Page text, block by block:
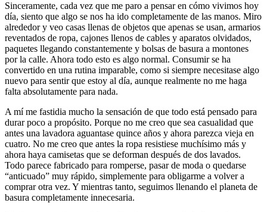
Sinceramente, cada vez que me paro a pensar en cómo vivimos hoy
día, siento que algo se nos ha ido completamente de las manos. Miro
alrededor y veo casas llenas de objetos que apenas se usan, armarios
reventados de ropa, cajones llenos de cables y aparatos olvidados,
paquetes llegando constantemente y bolsas de basura a montones
por la calle. Ahora todo esto es algo normal. Consumir se ha
convertido en una rutina imparable, como si siempre necesitase algo
nuevo para sentir que estoy al día, aunque realmente no me haga
falta absolutamente para nada.
A mí me fastidia mucho la sensación de que todo está pensado para
durar poco a propósito. Porque no me creo que sea casualidad que
antes una lavadora aguantase quince años y ahora parezca vieja en
cuatro. No me creo que antes la ropa resistiese muchísimo más y
ahora haya camisetas que se deforman después de dos lavados.
Todo parece fabricado para romperse, pasar de moda o quedarse
“anticuado” muy rápido, simplemente para obligarme a volver a
comprar otra vez. Y mientras tanto, seguimos llenando el planeta de
basura completamente innecesaria.